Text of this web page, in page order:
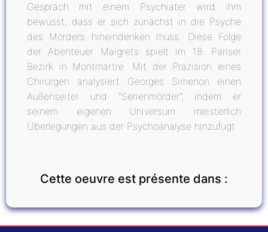
Gespräch mit einem Psychiater wird ihm
bewusst, dass er sich zunächst in die Psyche
des Mörders hineindenken muss. Diese Folge
der Abenteuer Maigrets spielt im 18. Pariser
Bezirk in Montmartre. Mit der Präzision eines
Chirurgen analysiert Georges Simenon einen
Außenseiter und "Serienmörder“, indem er
seinem eigenen Universum meisterlich
Überlegungen aus der Psychoanalyse hinzufügt.
Cette oeuvre est présente dans :